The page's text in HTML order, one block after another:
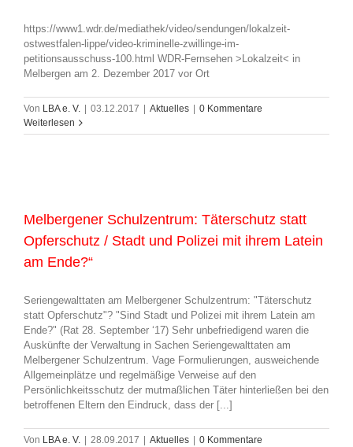
https://www1.wdr.de/mediathek/video/sendungen/lokalzeit-
ostwestfalen-lippe/video-kriminelle-zwillinge-im-
petitionsausschuss-100.html WDR-Fernsehen >Lokalzeit< in
Melbergen am 2. Dezember 2017 vor Ort
Von LBA e. V. 03.12.2017 Aktuelles
0 Kommentare
Weiterlesen
Melbergener Schulzentrum: Täterschutz statt
Opferschutz / Stadt und Polizei mit ihrem Latein
am Ende?“
Seriengewalttaten am Melbergener Schulzentrum: "Täterschutz
statt Opferschutz"? "Sind Stadt und Polizei mit ihrem Latein am
Ende?" (Rat 28. September ‘17) Sehr unbefriedigend waren die
Auskünfte der Verwaltung in Sachen Seriengewalttaten am
Melbergener Schulzentrum. Vage Formulierungen, ausweichende
Allgemeinplätze und regelmäßige Verweise auf den
Persönlichkeitsschutz der mutmaßlichen Täter hinterließen bei den
betroffenen Eltern den Eindruck, dass der [...]
Von LBA e. V. 28.09.2017 Aktuelles
0 Kommentare